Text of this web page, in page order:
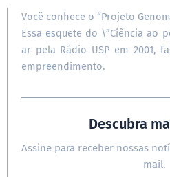
Você conhece o “Projeto
Essa esquete do \”Ciência ao
ar pela Rádio USP em 2001,
empreendimento.
Descubra
Assine para receber nossas
mail.
Digite seu e-mail…